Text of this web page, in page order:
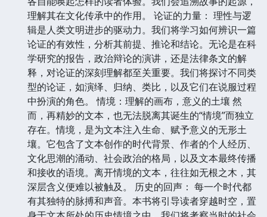
理解其在文化传承中的作用。 论证的力量： 理性与逻
辑是人类文明进步的驱动力。我们将学习如何辨识一篇
论证的有效性，分析其前提、推论和结论。无论是在科
学研究的报告，政治辩论的演讲，还是法律条文的解
释，对论证的深刻理解都至关重要。我们将探讨不同类
型的论证，如演绎、归纳、类比，以及它们在说服过程
中扮演的角色。 情境：理解的画布，意义的土壤 然
而，再精妙的文本，也无法脱离其诞生的“情境”而独立
存在。情境，是为文本注入生命、赋予意义的无形土
壤。它包含了文本创作的时代背景、作者的个人经历、
文化思潮的涌动、社会政治的格局，以及文本最终传播
和接收的语境。离开情境的文本，往往如无根之木，其
深层含义便难以被触及。 历史的回声： 每一个时代都
有其独特的脉搏和声音。本书将引导读者穿越时空，置